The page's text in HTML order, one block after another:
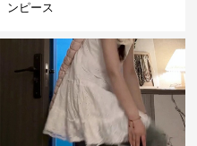
ンピース